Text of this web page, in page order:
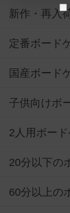
新作・再入
定番ボード
国産ボード
子供向けボ
2人用ボー
20分以下の
60分以上の